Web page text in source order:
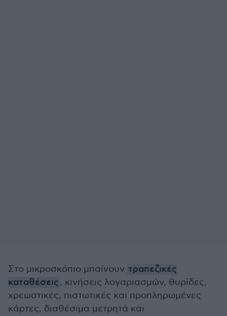
Στο μικροσκόπιο μπαίνουν τραπεζικές
καταθέσεις, κινήσεις λογαριασμών, θυρίδες,
χρεωστικές, πιστωτικές και προπληρωμένες
κάρτες, διαθέσιμα μετρητά και